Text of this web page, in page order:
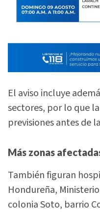
El aviso incluye
sectores, por lo que
previsiones antes de
Más zonas
También figuran
Hondureña,
colonia Soto, barrio